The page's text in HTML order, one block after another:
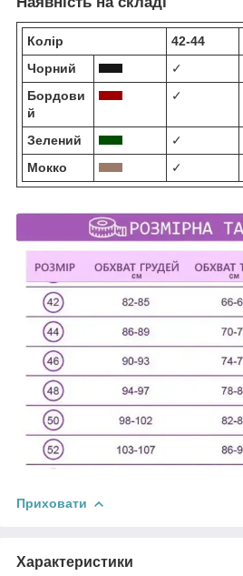
Колір 42-44
Чорний
✓
Бордови
й
✓
Зелений ✓
Мокко
✓
Приховати
Характеристики